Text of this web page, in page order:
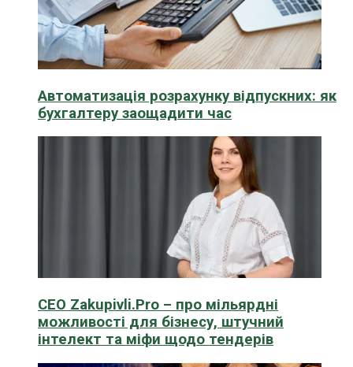
Автоматизація розрахунку відпускних: як
бухгалтеру заощадити час
CEO Zakupivli.Pro – про мільярдні
можливості для бізнесу, штучний
інтелект та міфи щодо тендерів